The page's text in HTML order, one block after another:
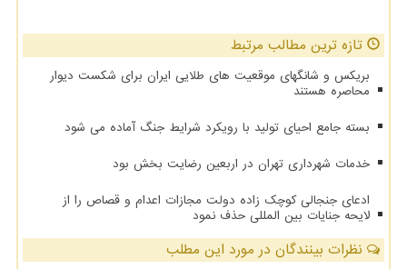
تازه ترین مطالب مرتبط
بریکس و شانگهای موقعیت های طلایی ایران برای شکست دیوار
محاصره هستند
بسته جامع احیای تولید با رویکرد شرایط جنگ آماده می شود
خدمات شهرداری تهران در اربعین رضایت بخش بود
ادعای جنجالی کوچک زاده دولت مجازات اعدام و قصاص را از
لایحه جنایات بین المللی حذف نمود
نظرات بینندگان در مورد این مطلب